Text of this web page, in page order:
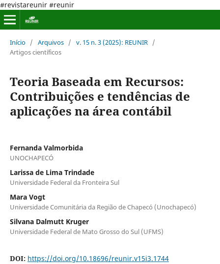
#revistareunir #reunir
Início / Arquivos / v. 15 n. 3 (2025): REUNIR /
Artigos científicos
Teoria Baseada em Recursos:
Contribuições e tendências de
aplicações na área contábil
Fernanda Valmorbida
UNOCHAPECÓ
Larissa de Lima Trindade
Universidade Federal da Fronteira Sul
Mara Vogt
Universidade Comunitária da Região de Chapecó (Unochapecó)
Silvana Dalmutt Kruger
Universidade Federal de Mato Grosso do Sul (UFMS)
DOI: https://doi.org/10.18696/reunir.v15i3.1744